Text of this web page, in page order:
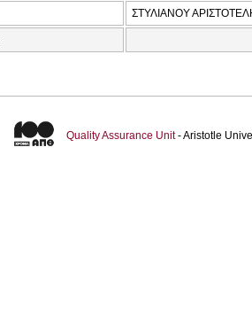
ΣΤΥΛΙΑΝΟΥ
Quality Assurance Unit- Aristotle